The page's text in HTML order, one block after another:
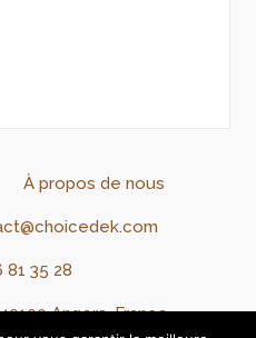
À propos de nous
81 35 28
Angers, France